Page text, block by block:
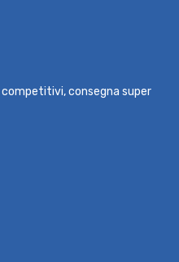
competitivi, consegna super